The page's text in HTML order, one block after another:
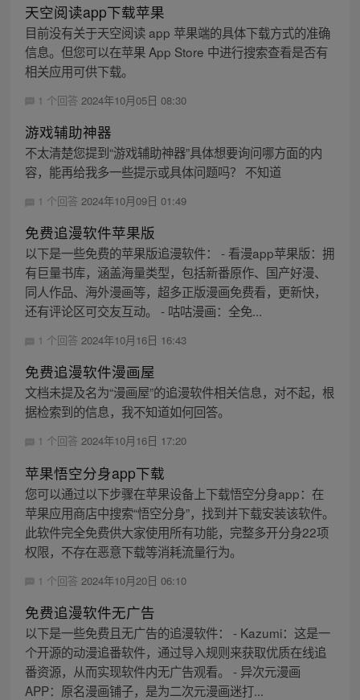
天空阅读app下载苹果
目前没有关于天空阅读 app 苹果端的具体下载方式的准确
信息。但您可以在苹果 App Store 中进行搜索查看是否有
相关应用可供下载。
1 个回答 2024年10月05日 08:30
游戏辅助神器
不太清楚您提到“游戏辅助神器”具体想要询问哪方面的内
容，能再给我多一些提示或具体问题吗？ 不知道
1 个回答 2024年10月09日 01:49
免费追漫软件苹果版
以下是一些免费的苹果版追漫软件： - 看漫app苹果版：拥
有巨量书库，涵盖海量类型，包括新番原作、国产好漫、
同人作品、海外漫画等，超多正版漫画免费看，更新快，
还有评论区可交友互动。 - 咕咕漫画：全免...
1 个回答 2024年10月16日 16:43
免费追漫软件漫画屋
文档未提及名为“漫画屋”的追漫软件相关信息，对不起，根
据检索到的信息，我不知道如何回答。
1 个回答 2024年10月16日 17:20
苹果悟空分身app下载
您可以通过以下步骤在苹果设备上下载悟空分身app：在
苹果应用商店中搜索“悟空分身”，找到并下载安装该软件。
此软件完全免费供大家使用所有功能，完整多开分身22项
权限，不存在恶意下载等消耗流量行为。
1 个回答 2024年10月20日 06:10
免费追漫软件无广告
以下是一些免费且无广告的追漫软件： - Kazumi：这是一
个开源的动漫追番软件，通过导入规则来获取优质在线追
番资源，从而实现软件内无广告观看。 - 异次元漫画
APP：原名漫画铺子，是为二次元漫画迷打...